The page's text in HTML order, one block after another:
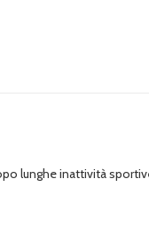
lunghe inattività